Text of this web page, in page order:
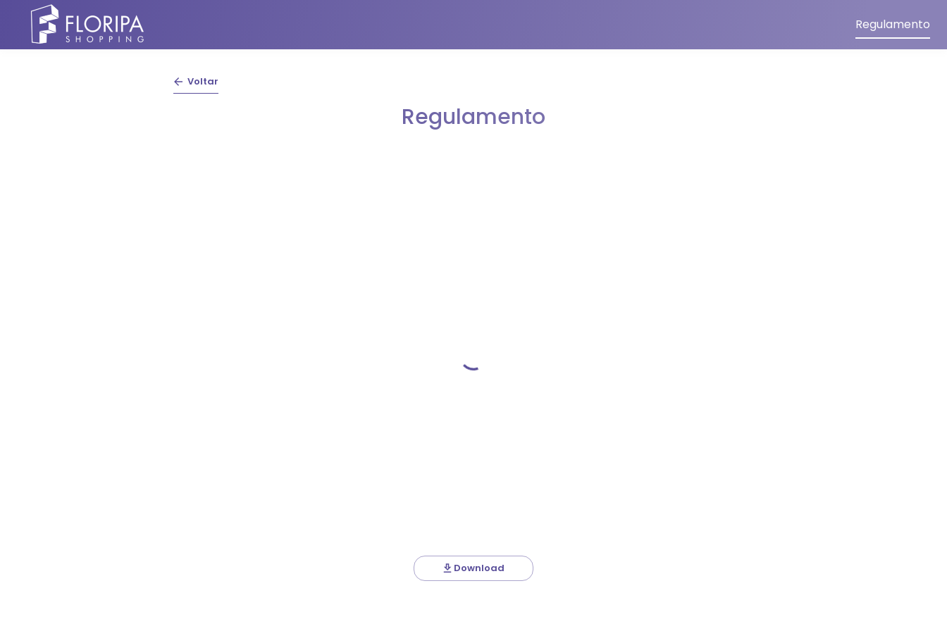
Regulamento
Voltar
Regulamento
Download